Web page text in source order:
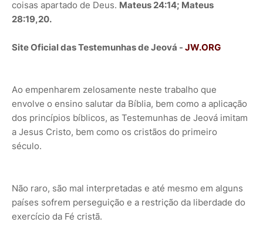
coisas apartado de Deus. Mateus 24:14; Mateus
28:19,20.
Site Oficial das Testemunhas de Jeová - JW.ORG
Ao empenharem zelosamente neste trabalho que
envolve o ensino salutar da Bíblia, bem como a aplicação
dos princípios bíblicos, as Testemunhas de Jeová imitam
a Jesus Cristo, bem como os cristãos do primeiro
século.
Não raro, são mal interpretadas e até mesmo em alguns
países sofrem perseguição e a restrição da liberdade do
exercício da Fé cristã.